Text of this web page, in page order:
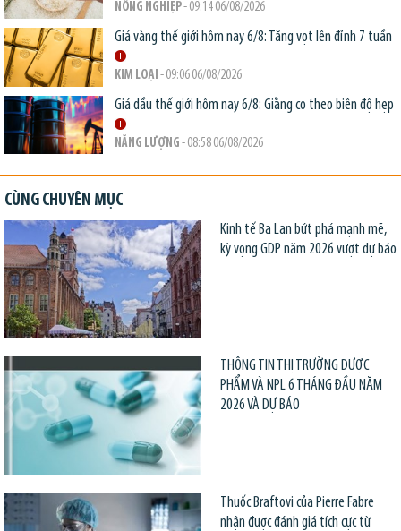
NÔNG NGHIỆP- 09:14 06/08/2026
Giá vàng thế giới hôm nay 6/8: Tăng vọt lên đỉnh 7 tuần
KIM LOẠI - 09:06 06/08/2026
Giá dầu thế giới hôm nay 6/8: Giằng co theo biên độ hẹp
NĂNG LƯỢNG - 08:58 06/08/2026
CÙNG CHUYÊN MỤC
Kinh tế Ba Lan bứt phá mạnh mẽ,
kỳ vọng GDP năm 2026 vượt dự báo
THÔNG TIN THỊ TRƯỜNG DƯỢC
PHẨM VÀ NPL 6 THÁNG ĐẦU NĂM
2026 VÀ DỰ BÁO
Thuốc Braftovi của Pierre Fabre
nhận được đánh giá tích cực từ